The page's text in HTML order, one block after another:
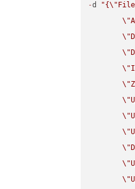
-d "{\"
\"
\"
\"
\"
\"
\"
\"
\"
\"
\"
\"